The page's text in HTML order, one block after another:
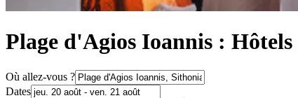
Plage d'Agios Ioannis :
Où allez-vous ?
Dates